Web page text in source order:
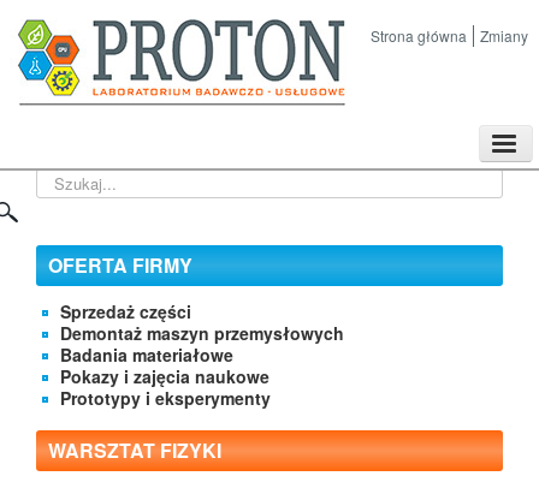
Strona główna Zmiany
Kontakt
Szukaj...
OFERTA FIRMY
Sprzedaż części
Demontaż maszyn przemysłowych
Badania materiałowe
Pokazy i zajęcia naukowe
Prototypy i eksperymenty
WARSZTAT FIZYKI